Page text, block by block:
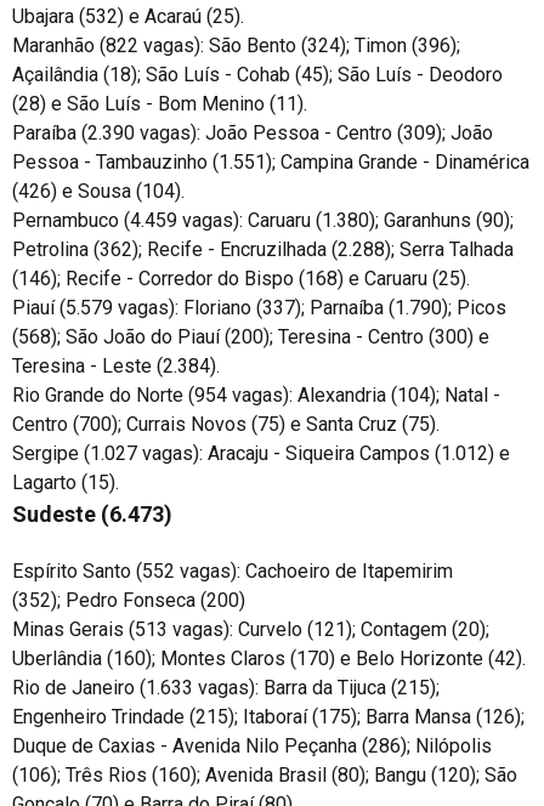
Ubajara (532) e Acaraú (25).
Maranhão (822 vagas): São Bento (324); Timon (396);
Açailândia (18); São Luís - Cohab (45); São Luís - Deodoro
(28) e São Luís - Bom Menino (11).
Paraíba (2.390 vagas): João Pessoa - Centro (309); João
Pessoa - Tambauzinho (1.551); Campina Grande - Dinamérica
(426) e Sousa (104).
Pernambuco (4.459 vagas): Caruaru (1.380); Garanhuns (90);
Petrolina (362); Recife - Encruzilhada (2.288); Serra Talhada
(146); Recife - Corredor do Bispo (168) e Caruaru (25).
Piauí (5.579 vagas): Floriano (337); Parnaíba (1.790); Picos
(568); São João do Piauí (200); Teresina - Centro (300) e
Teresina - Leste (2.384).
Rio Grande do Norte (954 vagas): Alexandria (104); Natal -
Centro (700); Currais Novos (75) e Santa Cruz (75).
Sergipe (1.027 vagas): Aracaju - Siqueira Campos (1.012) e
Lagarto (15).
Sudeste (6.473)
Espírito Santo (552 vagas): Cachoeiro de Itapemirim
(352); Pedro Fonseca (200)
Minas Gerais (513 vagas): Curvelo (121); Contagem (20);
Uberlândia (160); Montes Claros (170) e Belo Horizonte (42).
Rio de Janeiro (1.633 vagas): Barra da Tijuca (215);
Engenheiro Trindade (215); Itaboraí (175); Barra Mansa (126);
Duque de Caxias - Avenida Nilo Peçanha (286); Nilópolis
(106); Três Rios (160); Avenida Brasil (80); Bangu (120); São